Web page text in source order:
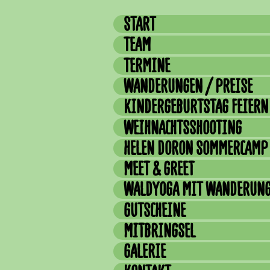
START
TEAM
TERMINE
WANDERUNGEN / PREISE
KINDERGEBURTSTAG FEIERN
WEIHNACHTSSHOOTING
HELEN DORON SOMMERCAMP
MEET & GREET
WALDYOGA MIT
GUTSCHEINE
MITBRINGSEL
GALERIE